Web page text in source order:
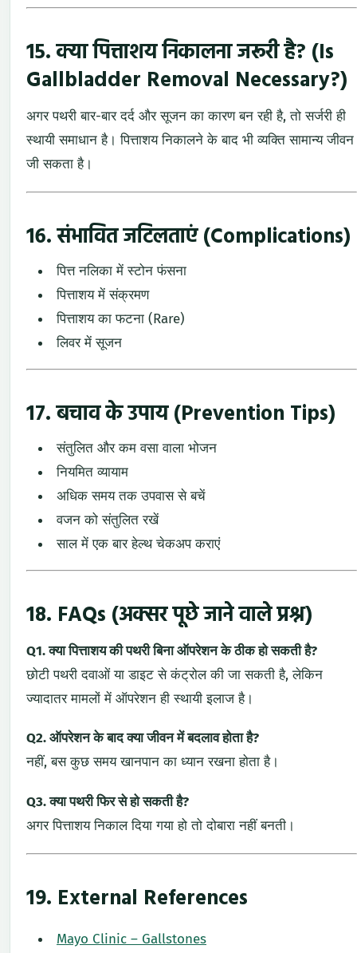
15. क्या पित्ताशय निकालना जरूरी है? (Is
Gallbladder Removal Necessary?)
अगर पथरी बार-बार दर्द और सूजन का कारण बन रही है, तो सर्जरी ही
स्थायी समाधान है। पित्ताशय निकालने के बाद भी व्यक्ति सामान्य जीवन
जी सकता है।
16. संभावित जटिलताएं (Complications)
पित्त नलिका में स्टोन फंसना
पित्ताशय में संक्रमण
पित्ताशय का फटना (Rare)
लिवर में सूजन
17. बचाव के उपाय (Prevention Tips)
संतुलित और कम वसा वाला भोजन
नियमित व्यायाम
अधिक समय तक उपवास से बचें
वजन को संतुलित रखें
साल में एक बार हेल्थ चेकअप कराएं
18. FAQs (अक्सर पूछे जाने वाले प्रश्न)
Q1. क्या पित्ताशय की पथरी बिना ऑपरेशन के ठीक हो सकती है?
छोटी पथरी दवाओं या डाइट से कंट्रोल की जा सकती है, लेकिन
ज्यादातर मामलों में ऑपरेशन ही स्थायी इलाज है।
Q2. ऑपरेशन के बाद क्या जीवन में बदलाव होता है?
नहीं, बस कुछ समय खानपान का ध्यान रखना होता है।
Q3. क्या पथरी फिर से हो सकती है?
अगर पित्ताशय निकाल दिया गया हो तो दोबारा नहीं बनती।
19. External References
Mayo Clinic – Gallstones